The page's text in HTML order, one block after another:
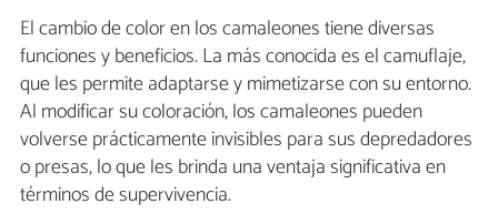
El cambio de color en los camaleones tiene diversas
funciones y beneficios. La más conocida es el camuflaje,
que les permite adaptarse y mimetizarse con su entorno.
Al modificar su coloración, los camaleones pueden
volverse prácticamente invisibles para sus depredadores
o presas, lo que les brinda una ventaja significativa en
términos de supervivencia.